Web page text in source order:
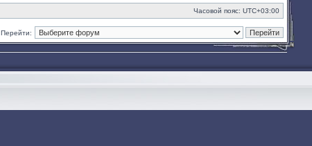
Часовой пояс: UTC+03:00
Перейти: